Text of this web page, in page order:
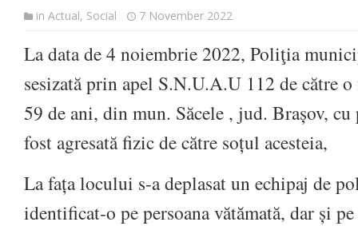
in Actual, Social 7 November 2022
La data de 4 noiembrie 2022, Poliţia
sesizată prin apel S.N.U.A.U 112 de către
59 de ani, din mun. Săcele , jud. Brașov,
fost agresată fizic de către soțul acesteia,
La fața locului s-a deplasat un echipaj de
identificat-o pe persoana vătămată, dar și